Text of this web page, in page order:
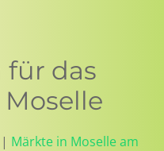
für das
| Märkte in Moselle am